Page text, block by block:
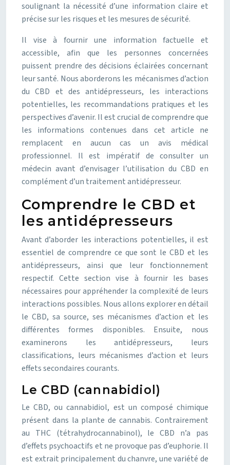
soulignant la nécessité d’une information claire et
précise sur les risques et les mesures de sécurité.
Il vise à fournir une information factuelle et
accessible, afin que les personnes concernées
puissent prendre des décisions éclairées concernant
leur santé. Nous aborderons les mécanismes d’action
du CBD et des antidépresseurs, les interactions
potentielles, les recommandations pratiques et les
perspectives d’avenir. Il est crucial de comprendre que
les informations contenues dans cet article ne
remplacent en aucun cas un avis médical
professionnel. Il est impératif de consulter un
médecin avant d’envisager l’utilisation du CBD en
complément d’un traitement antidépresseur.
Comprendre le CBD et
les antidépresseurs
Avant d’aborder les interactions potentielles, il est
essentiel de comprendre ce que sont le CBD et les
antidépresseurs, ainsi que leur fonctionnement
respectif. Cette section vise à fournir les bases
nécessaires pour appréhender la complexité de leurs
interactions possibles. Nous allons explorer en détail
le CBD, sa source, ses mécanismes d’action et les
différentes formes disponibles. Ensuite, nous
examinerons les antidépresseurs, leurs
classifications, leurs mécanismes d’action et leurs
effets secondaires courants.
Le CBD (cannabidiol)
Le CBD, ou cannabidiol, est un composé chimique
présent dans la plante de cannabis. Contrairement
au THC (tétrahydrocannabinol), le CBD n’a pas
d’effets psychoactifs et ne provoque pas d’euphorie. Il
est extrait principalement du chanvre, une variété de